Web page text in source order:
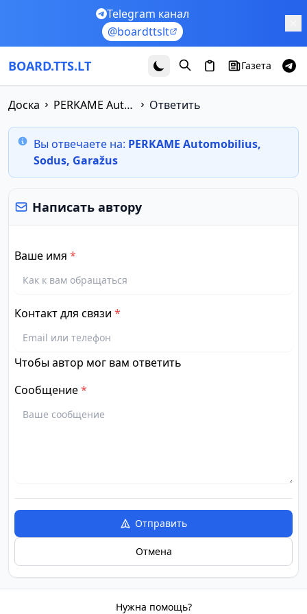
Перейти к основному содержимому
Telegram канал
@boardttslt
BOARD.TTS.LT Газета
Доска PERKAME Automobilius, Sodus, Garažus Ответить
Вы отвечаете на: PERKAME Automobilius,
Sodus, Garažus
Написать автору
Ваше имя *
Контакт для связи *
Чтобы автор мог вам ответить
Сообщение*
Отмена
Отправить
Нужна помощь?